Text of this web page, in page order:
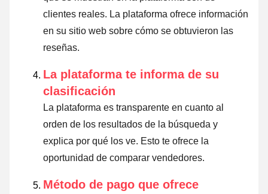
clientes reales. La plataforma ofrece información
en su sitio web sobre cómo se obtuvieron las
reseñas.
La plataforma te informa de su
clasificación
La plataforma es transparente en cuanto al
orden de los resultados de la búsqueda y
explica por qué los ve. Esto te ofrece la
oportunidad de comparar vendedores.
Método de pago que ofrece